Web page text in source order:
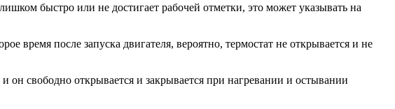
быстро или не достигает рабочей отметки, это может указывать на
время после запуска двигателя, вероятно, термостат не открывается и не
он свободно открывается и закрывается при нагревании и остывании